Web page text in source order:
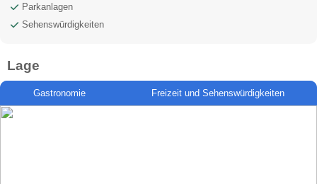
Parkanlagen
Sehenswürdigkeiten
Lage
Gastronomie Freizeit und Sehenswürdigkeiten